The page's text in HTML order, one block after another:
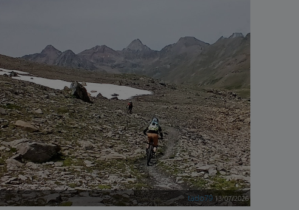
tado79 13/07/2026